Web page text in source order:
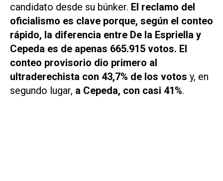
candidato desde su búnker. El reclamo del
oficialismo es clave porque, según el conteo
rápido, la diferencia entre De la Espriella y
Cepeda es de apenas 665.915 votos. El
conteo provisorio dio primero al
ultraderechista con 43,7% de los votos y, en
segundo lugar, a Cepeda, con casi 41%.